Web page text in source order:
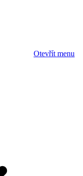
Otevřít menu